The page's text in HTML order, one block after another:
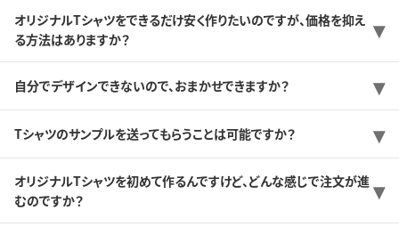
オリジナルTシャツをできるだけ安く作りたいのですが、価格を抑え
る方法はありますか？
自分でデザインできないので、おまかせできますか？
Tシャツのサンプルを送ってもらうことは可能ですか？
オリジナルTシャツを初めて作るんですけど、どんな感じで注文が進
むのですか？